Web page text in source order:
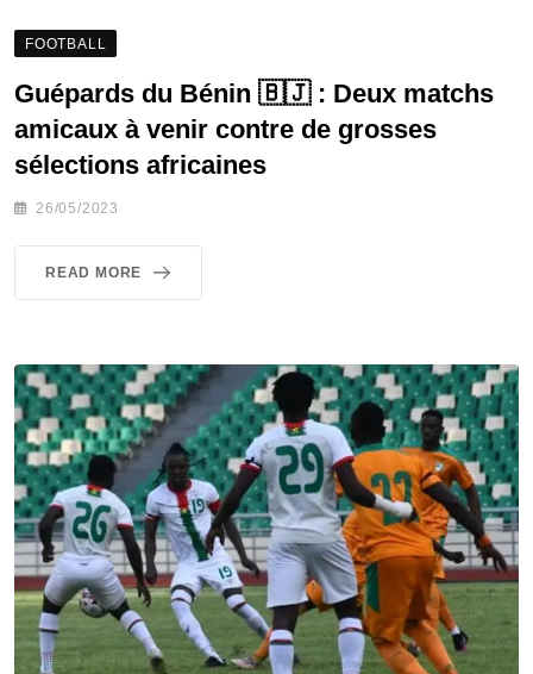
FOOTBALL
Guépards du Bénin 🇧🇯 : Deux matchs
amicaux à venir contre de grosses
sélections africaines
26/05/2023
READ MORE